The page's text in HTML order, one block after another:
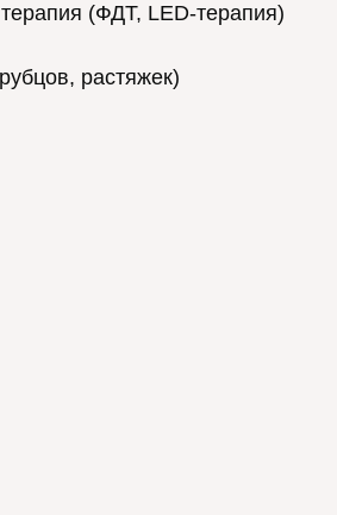
(ФДТ, LED-терапия)
растяжек)